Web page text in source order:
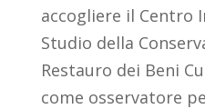
accogliere il Centro
Studio della
Restauro dei Beni
come osservatore